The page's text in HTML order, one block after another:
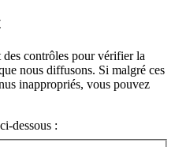
contrôles pour vérifier la
nous diffusons. Si malgré ces
inappropriés, vous pouvez
dessous :